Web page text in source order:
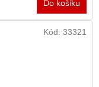
Do košíku
Kód: 33321